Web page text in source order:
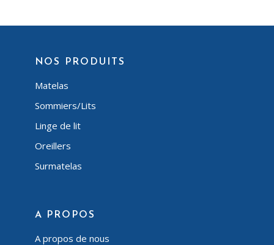
NOS PRODUITS
Matelas
Sommiers/Lits
Linge de lit
Oreillers
Surmatelas
A PROPOS
A propos de nous